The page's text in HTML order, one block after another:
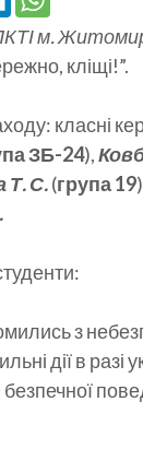
м.
кліщі!”.
класні
ЗБ-24),
Т. С.(група 19
з
дії в разі